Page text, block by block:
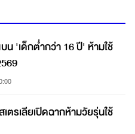
เด็กต่ำกว่า 16 ปี' ห้ามใช้
ตรเลียเปิดฉากห้ามวัยรุ่นใช้